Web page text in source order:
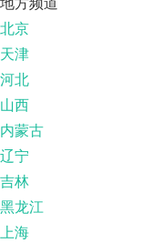
北京
天津
河北
山西
内蒙古
辽宁
吉林
黑龙江
上海